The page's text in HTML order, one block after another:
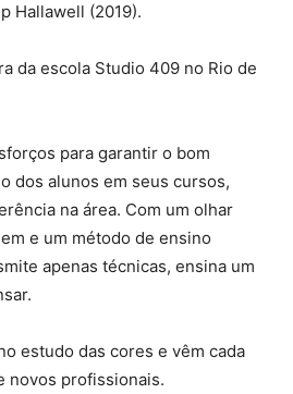
Hallawell (2019).
da escola Studio 409 no Rio de
para garantir o bom
dos alunos em seus cursos,
na área. Com um olhar
e um método de ensino
apenas técnicas, ensina um
estudo das cores e vêm cada
novos profissionais.